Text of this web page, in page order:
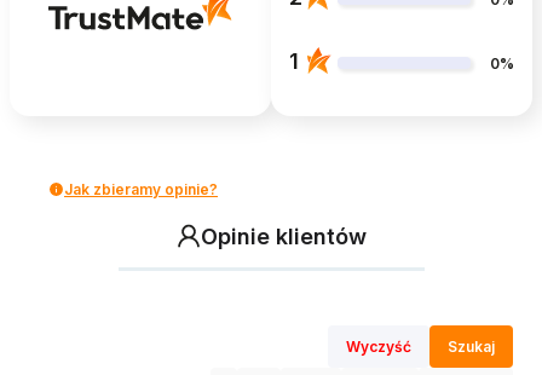
1 0%
Jak zbieramy opinie?
Opinie klientów
Wyczyść Szukaj